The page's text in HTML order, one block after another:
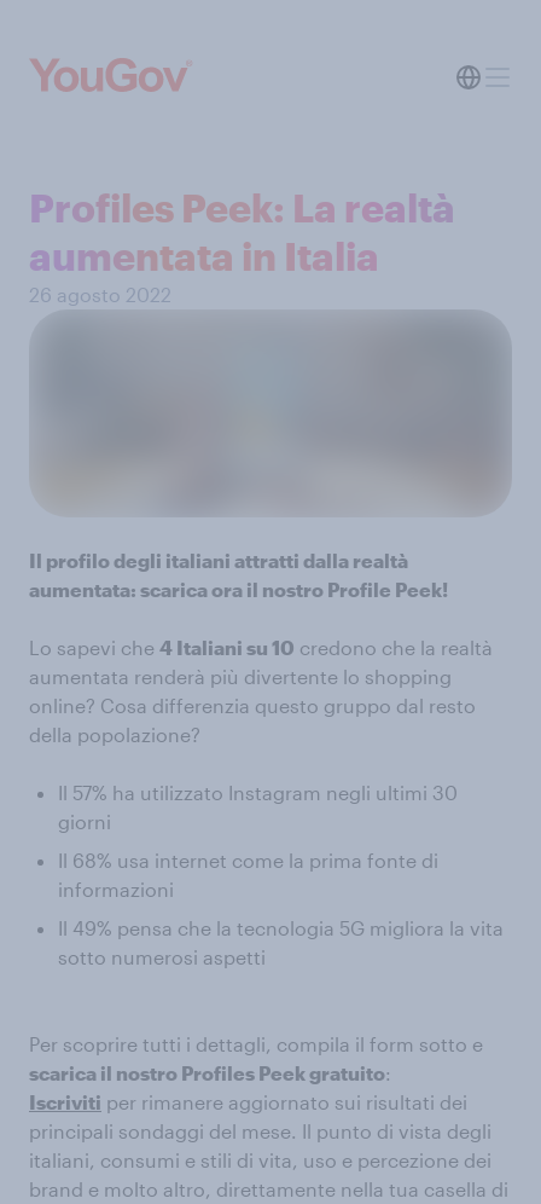
Profiles Peek: La realtà
aumentata in Italia
26 agosto 2022
Il profilo degli italiani attratti dalla realtà
aumentata: scarica ora il nostro Profile Peek!
Lo sapevi che 4 Italiani su 10 credono che la realtà
aumentata renderà più divertente lo shopping
online? Cosa differenzia questo gruppo dal resto
della popolazione?
Il 57% ha utilizzato Instagram negli ultimi 30
giorni
Il 68% usa internet come la prima fonte di
informazioni
Il 49% pensa che la tecnologia 5G migliora la vita
sotto numerosi aspetti
Per scoprire tutti i dettagli, compila il form sotto e
scarica il nostro Profiles Peek gratuito:
Iscriviti per rimanere aggiornato sui risultati dei
principali sondaggi del mese. Il punto di vista degli
italiani, consumi e stili di vita, uso e percezione dei
brand e molto altro, direttamente nella tua casella di